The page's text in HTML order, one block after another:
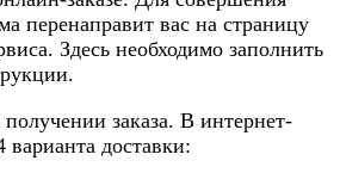
перенаправит вас на страницу
Здесь необходимо заполнить
заказа. В интернет-
варианта доставки: